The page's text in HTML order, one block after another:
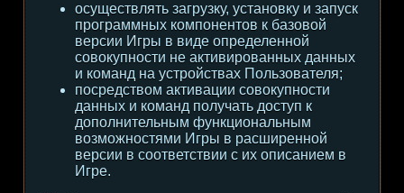
осуществлять загрузку, установку и запуск
программных компонентов к базовой
версии Игры в виде определенной
совокупности не активированных данных
и команд на устройствах Пользователя;
посредством активации совокупности
данных и команд получать доступ к
дополнительным функциональным
возможностями Игры в расширенной
версии в соответствии с их описанием в
Игре.